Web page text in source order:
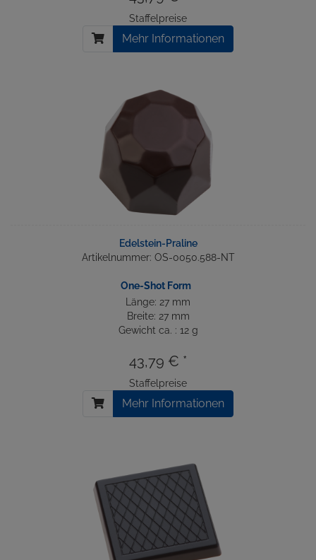
Staffelpreise
Mehr Informationen
Edelstein-Praline
Artikelnummer: OS-0050.588-NT
One-Shot Form
Länge: 27 mm
Breite: 27 mm
Gewicht ca. : 12 g
43,79 € *
Staffelpreise
Mehr Informationen